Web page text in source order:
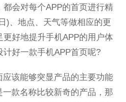
都会对每个APP的首页进行精
)、地点、天气等做相应的更
好地提升手机APP的用户体
好一款手机APP首页呢?
该能够突显产品的主要功能
款名称比较新奇的产品，那